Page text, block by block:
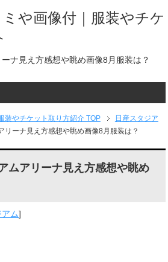
や画像付｜服装やチケ
ナ見え方感想や眺め画像8月服装は？
装やチケット取り方紹介 TOP
日産スタジア
リーナ見え方感想や眺め画像8月服装は？
ムアリーナ見え方感想や眺め
アム]